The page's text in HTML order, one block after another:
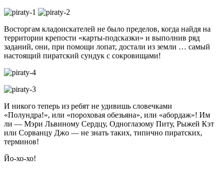
Восторгам кладоискателей не было пределов, когда найдя на
территории крепости «карты-подсказки» и выполнив ряд
заданий, они, при помощи лопат, достали из земли … самый
настоящий пиратский сундук с сокровищами!
И никого теперь из ребят не удивишь словечками
«Полундра!», или «пороховая обезьяна», или «абордаж»! Им
ли — Мэри Львиному Сердцу, Одноглазому Питу, Рыжей Кэт
или Сорванцу Джо — не знать таких, типично пиратских,
терминов!
Йо-хо-хо!